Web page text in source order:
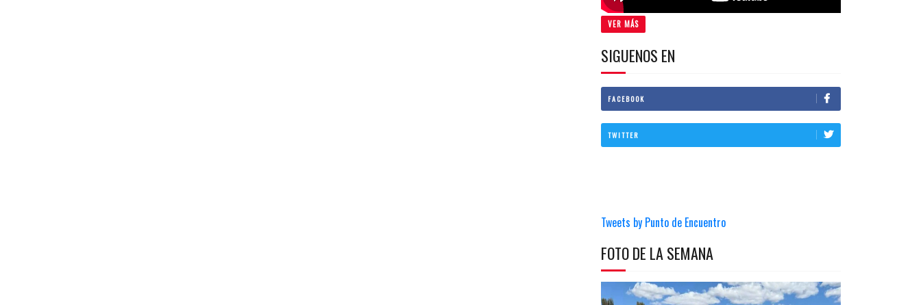
VER MÁS
SIGUENOS EN
FACEBOOK
TWITTER
Tweets by Punto de Encuentro
FOTO DE LA SEMANA